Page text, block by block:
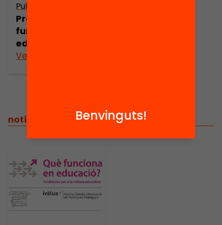
Publicació
Presentació: Què
funciona en
educació?
Veure’n més
notícies relacionadesBenvinguts!